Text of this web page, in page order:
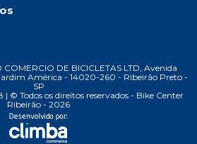
COMERCIO DE BICICLETAS LTD, Avenida
América - 14020-260 - Ribeirão Preto -
SP
| © Todos os direitos reservados - Bike Center
Ribeirão - 2026